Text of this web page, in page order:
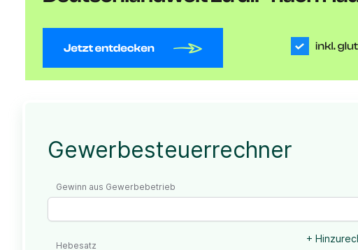
Gewerbesteuerrechner
Gewinn aus Gewerbebetrieb
+
Hebesatz